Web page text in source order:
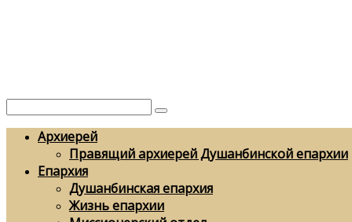
Архиерей
Правящий архиерей Душанбинской епархии
Епархия
Душанбинская епархия
Жизнь епархии